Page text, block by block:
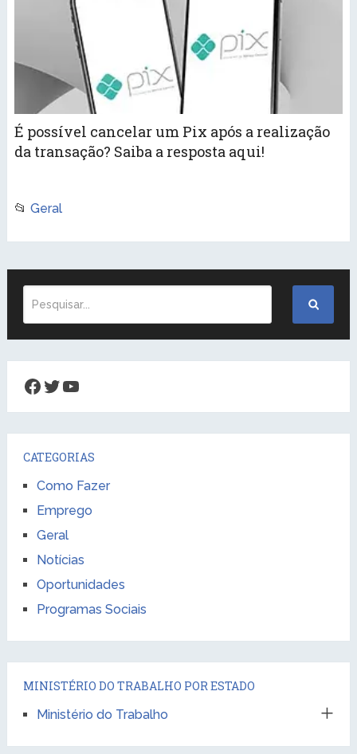
É possível cancelar um Pix após a realização
da transação? Saiba a resposta aqui!
📂 Geral
Facebook
Twitter
Youtube
CATEGORIAS
Como Fazer
Emprego
Geral
Notícias
Oportunidades
Programas Sociais
MINISTÉRIO DO TRABALHO POR ESTADO
Ministério do Trabalho